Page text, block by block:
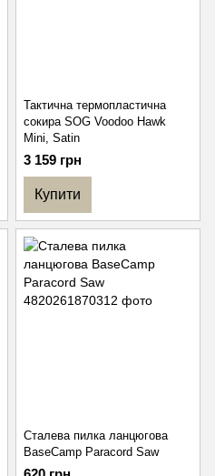
Тактична термопластична
сокира SOG Voodoo Hawk
Mini, Satin
3 159 грн
Купити
Сталева пилка ланцюгова
BaseCamp Paracord Saw